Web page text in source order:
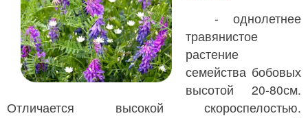
- однолетнее
травянистое
растение
семейства бобовых
высотой 20-80см.
Отличается высокой скороспелостью.